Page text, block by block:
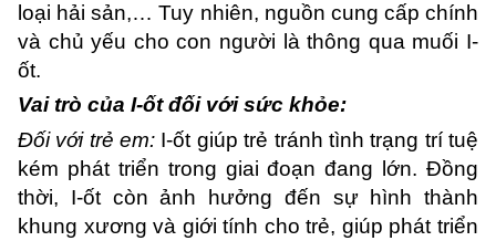
loại hải sản,… Tuy nhiên, nguồn cung cấp chính
và chủ yếu cho con người là thông qua muối I-
ốt.
Vai trò của I-ốt đối với sức khỏe:
Đối với trẻ em: I-ốt giúp trẻ tránh tình trạng trí tuệ
kém phát triển trong giai đoạn đang lớn. Đồng
thời, I-ốt còn ảnh hưởng đến sự hình thành
khung xương và giới tính cho trẻ, giúp phát triển